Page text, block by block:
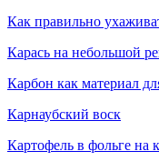
Как правильно
Карась на небольшой
Карбон как материал
Карнаубский воск
Картофель в фольге на